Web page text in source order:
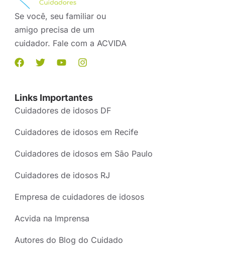
Se você, seu familiar ou
amigo precisa de um
cuidador. Fale com a ACVIDA
Links Importantes
Cuidadores de idosos DF
Cuidadores de idosos em Recife
Cuidadores de idosos em São Paulo
Cuidadores de idosos RJ
Empresa de cuidadores de idosos
Acvida na Imprensa
Autores do Blog do Cuidado